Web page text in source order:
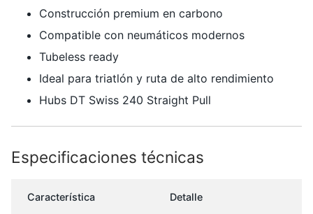
Construcción premium en carbono
Compatible con neumáticos modernos
Tubeless ready
Ideal para triatlón y ruta de alto rendimiento
Hubs DT Swiss 240 Straight Pull
Especificaciones técnicas
Característica Detalle